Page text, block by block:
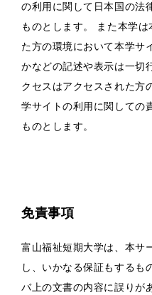
の利用に関して日本国の法
ものとします。 また本学
た方の環境において本学サ
かなどの記述や表示は一切
クセスはアクセスされた方
学サイトの利用に関しての
ものとします。
免責事項
富山福祉短期大学は、本サ
し、いかなる保証もするも
バ上の文書の内容に誤りが